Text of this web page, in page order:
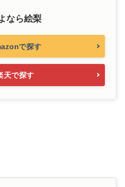
なら絵梨
で探す
天で探す